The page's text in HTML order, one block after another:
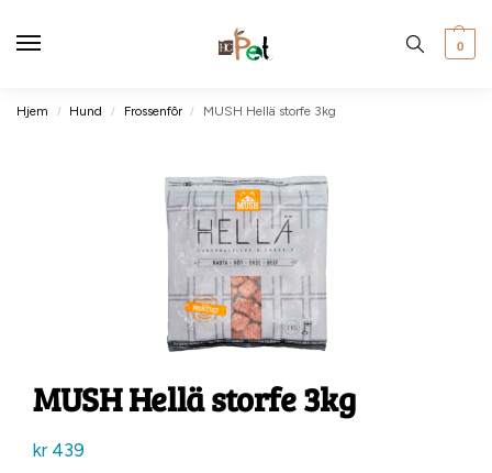
0
Hjem / Hund / Frossenfôr / MUSH Hellä storfe 3kg
MUSH Hellä storfe 3kg
kr439